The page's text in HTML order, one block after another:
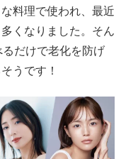
料理で使われ、最近
くなりました。そん
だけで老化を防げ
うです！